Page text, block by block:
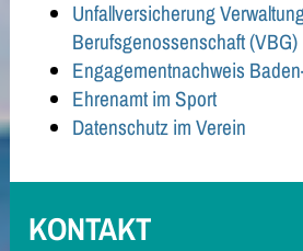
Unfallversicherung
Berufsgenossenschaft (VBG)
Engagementnachweis
Ehrenamt im Sport
Datenschutz im Verein
KONTAKT